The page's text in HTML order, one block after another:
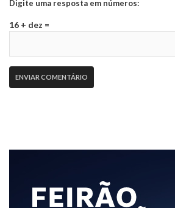
Digite uma resposta em números:
16 + dez =